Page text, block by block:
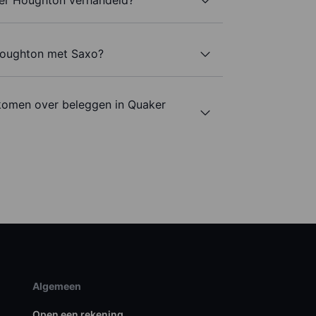
met Saxo?
over beleggen in Quaker
Algemeen